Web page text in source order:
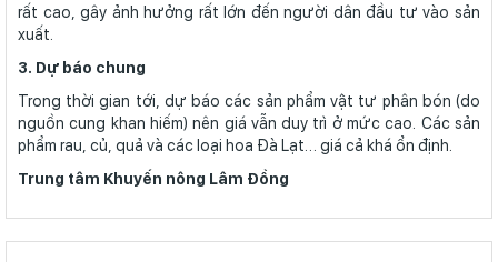
rất cao, gây ảnh hưởng rất lớn đến người dân đầu tư vào sản
xuất.
3. Dự báo chung
Trong thời gian tới, dự báo các sản phẩm vật tư phân bón (do
nguồn cung khan hiếm) nên giá vẫn duy trì ở mức cao. Các sản
phẩm rau, củ, quả và các loại hoa Đà Lạt… giá cả khá ổn định.
Trung tâm Khuyến nông Lâm Đồng